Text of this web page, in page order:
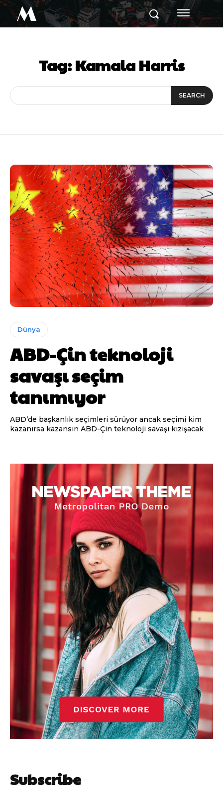
M
Tag:Kamala Harris
SEARCH
Dünya
ABD-Çin teknoloji
savaşı seçim
tanımıyor
ABD’de başkanlık seçimleri sürüyor ancak seçimi kim
kazanırsa kazansın ABD-Çin teknoloji savaşı kızışacak
Subscribe